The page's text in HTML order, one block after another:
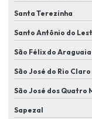
Itens de segurança
Kit de câmera de
Kit câmera de
Manutenção de
Monitoramento
Santa Terezinha
Santo Antônio do
São Félix do Araguaia
São José do Rio Claro
São José dos Quatro
Sapezal